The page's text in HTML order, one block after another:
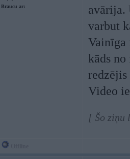
Braucu ar:
avārija.
varbut
Vainīga
kāds
Video
[ Šo ziņu